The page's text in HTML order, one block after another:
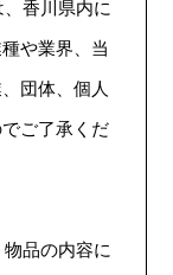
香川県内に
や業界、当
団体、個人
ご了承くだ
品の内容に